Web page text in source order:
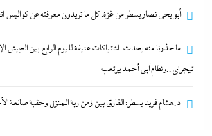
الجيش الإثيوبي وقوات تيجراي..ونظام
أبو يحى نصار يسطر من غزة: كل ما تريدون معرفته عن كواليس
ما حذرنا منه يحدث: اشتباكات عنيفة لليوم الرابع بين الجيش
تيجراي..ونظام آبي أحمد يرتعب
د.هشام فريد يسطر: الفارق بين زمن ربة المنزل وحقبة صانعة